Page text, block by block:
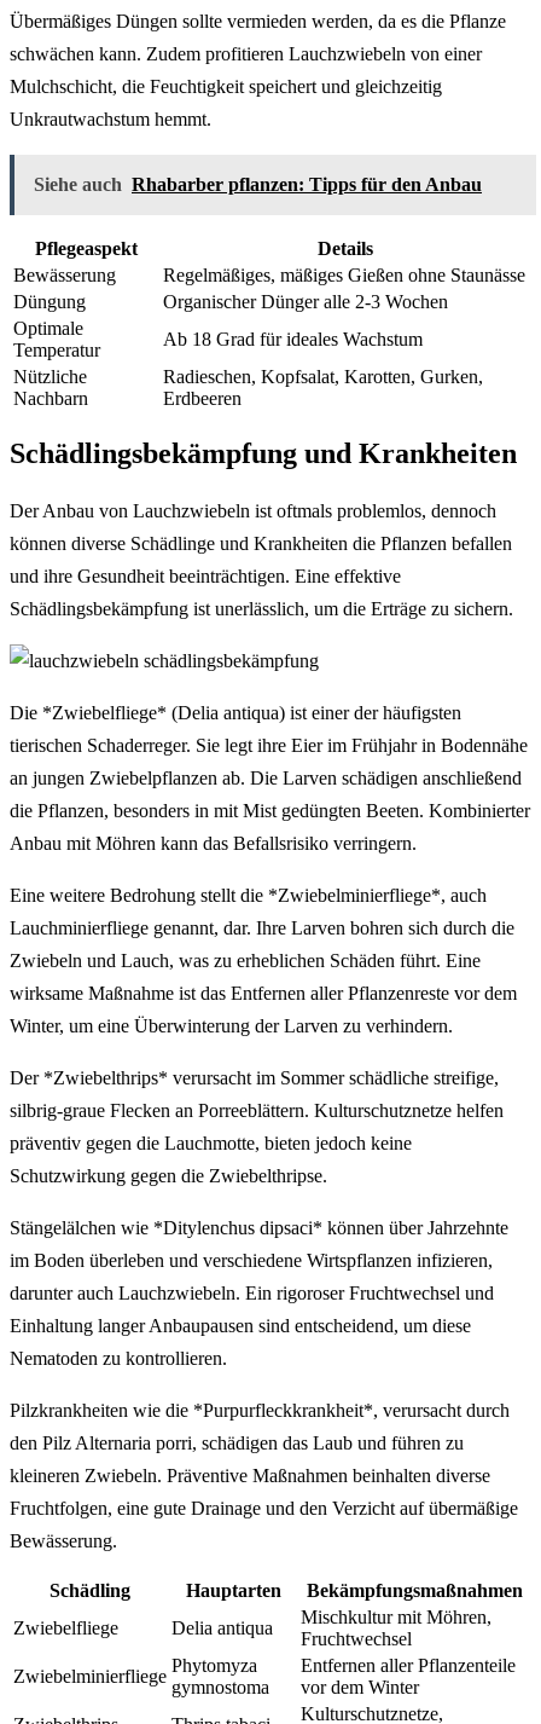
Übermäßiges Düngen sollte vermieden werden, da es die Pflanze
schwächen kann. Zudem profitieren Lauchzwiebeln von einer
Mulchschicht, die Feuchtigkeit speichert und gleichzeitig
Unkrautwachstum hemmt.
Siehe auch Rhabarber pflanzen: Tipps für den Anbau
Pflegeaspekt
Details
Bewässerung
Regelmäßiges, mäßiges Gießen ohne Staunässe
Düngung
Organischer Dünger alle 2-3 Wochen
Optimale
Temperatur
Ab 18 Grad für ideales Wachstum
Nützliche
Nachbarn
Radieschen, Kopfsalat, Karotten, Gurken,
Erdbeeren
Schädlingsbekämpfung und Krankheiten
Der Anbau von Lauchzwiebeln ist oftmals problemlos, dennoch
können diverse Schädlinge und Krankheiten die Pflanzen befallen
und ihre Gesundheit beeinträchtigen. Eine effektive
Schädlingsbekämpfung ist unerlässlich, um die Erträge zu sichern.
Die *Zwiebelfliege* (Delia antiqua) ist einer der häufigsten
tierischen Schaderreger. Sie legt ihre Eier im Frühjahr in Bodennähe
an jungen Zwiebelpflanzen ab. Die Larven schädigen anschließend
die Pflanzen, besonders in mit Mist gedüngten Beeten. Kombinierter
Anbau mit Möhren kann das Befallsrisiko verringern.
Eine weitere Bedrohung stellt die *Zwiebelminierfliege*, auch
Lauchminierfliege genannt, dar. Ihre Larven bohren sich durch die
Zwiebeln und Lauch, was zu erheblichen Schäden führt. Eine
wirksame Maßnahme ist das Entfernen aller Pflanzenreste vor dem
Winter, um eine Überwinterung der Larven zu verhindern.
Der *Zwiebelthrips* verursacht im Sommer schädliche streifige,
silbrig-graue Flecken an Porreeblättern. Kulturschutznetze helfen
präventiv gegen die Lauchmotte, bieten jedoch keine
Schutzwirkung gegen die Zwiebelthripse.
Stängelälchen wie *Ditylenchus dipsaci* können über Jahrzehnte
im Boden überleben und verschiedene Wirtspflanzen infizieren,
darunter auch Lauchzwiebeln. Ein rigoroser Fruchtwechsel und
Einhaltung langer Anbaupausen sind entscheidend, um diese
Nematoden zu kontrollieren.
Pilzkrankheiten wie die *Purpurfleckkrankheit*, verursacht durch
den Pilz Alternaria porri, schädigen das Laub und führen zu
kleineren Zwiebeln. Präventive Maßnahmen beinhalten diverse
Fruchtfolgen, eine gute Drainage und den Verzicht auf übermäßige
Bewässerung.
Schädling Hauptarten
Bekämpfungsmaßnahmen
Zwiebelfliege
Delia antiqua
Mischkultur mit Möhren,
Fruchtwechsel
Zwiebelminierfliege
Phytomyza
gymnostoma
Entfernen aller Pflanzenteile
vor dem Winter
Kulturschutznetze,